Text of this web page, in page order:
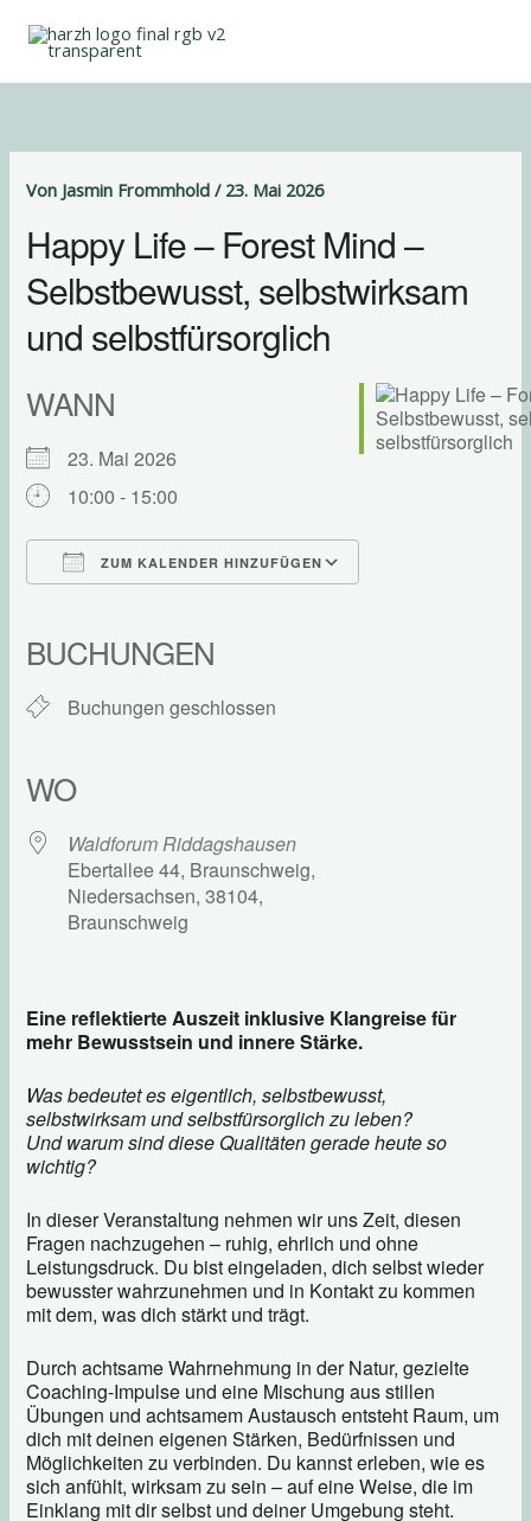
Inhalt
springen
Von Jasmin Frommhold/ 23. Mai 2026
Happy Life – Forest Mind –
Selbstbewusst, selbstwirksam
und selbstfürsorglich
WANN
23. Mai 2026
10:00 - 15:00
ZUM KALENDER HINZUFÜGEN
BUCHUNGEN
Buchungen geschlossen
WO
Waldforum Riddagshausen
Ebertallee 44, Braunschweig,
Niedersachsen, 38104,
Braunschweig
Eine reflektierte Auszeit inklusive Klangreise für
mehr Bewusstsein und innere Stärke.
Was bedeutet es eigentlich, selbstbewusst,
selbstwirksam und selbstfürsorglich zu leben?
Und warum sind diese Qualitäten gerade heute so
wichtig?
In dieser Veranstaltung nehmen wir uns Zeit, diesen
Fragen nachzugehen – ruhig, ehrlich und ohne
Leistungsdruck. Du bist eingeladen, dich selbst wieder
bewusster wahrzunehmen und in Kontakt zu kommen
mit dem, was dich stärkt und trägt.
Durch achtsame Wahrnehmung in der Natur, gezielte
Coaching-Impulse und eine Mischung aus stillen
Übungen und achtsamem Austausch entsteht Raum, um
dich mit deinen eigenen Stärken, Bedürfnissen und
Möglichkeiten zu verbinden. Du kannst erleben, wie es
sich anfühlt, wirksam zu sein – auf eine Weise, die im
Einklang mit dir selbst und deiner Umgebung steht.